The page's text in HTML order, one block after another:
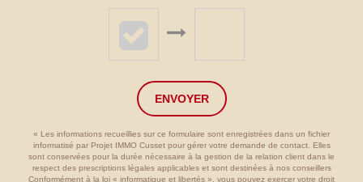
ENVOYER
« Les informations recueillies sur ce formulaire sont enregistrées dans un fichier
informatisé par Projet IMMO Cusset pour gérer votre demande de contact. Elles
sont conservées pour la durée nécessaire à la gestion de la relation client dans le
respect des prescriptions légales applicables et sont destinées à nos conseillers
Conformément à la loi « informatique et libertés », vous pouvez exercer votre droit